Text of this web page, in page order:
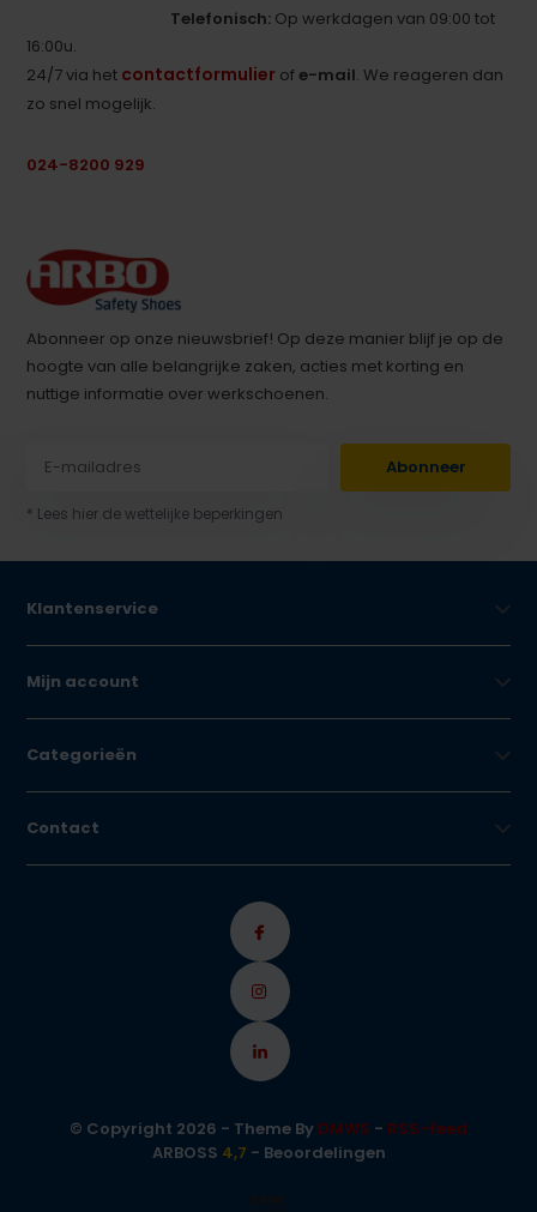
Telefonisch: Op werkdagen van 09:00 tot
16:00u.
24/7 via het contactformulier ofe-mail. We reageren dan
zo snel mogelijk.
024-8200 929
Abonneer op onze nieuwsbrief! Op deze manier blijf je op de
hoogte van alle belangrijke zaken, acties met korting en
nuttige informatie over werkschoenen.
Abonneer
* Lees hier de wettelijke beperkingen
Klantenservice
Mijn account
Categorieën
Contact
© Copyright 2026 - Theme By DMWS - RSS-feed
ARBOSS 4,7 - Beoordelingen